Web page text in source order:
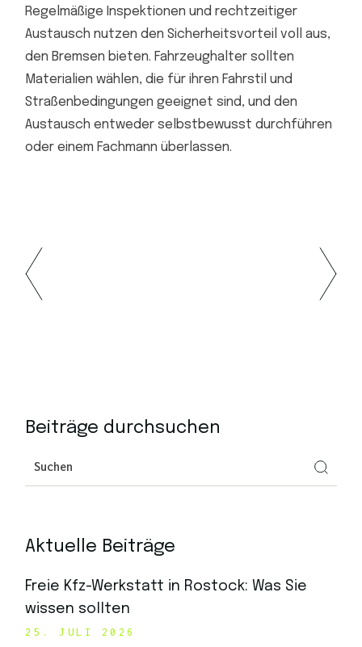
Regelmäßige Inspektionen und rechtzeitiger
Austausch nutzen den Sicherheitsvorteil voll aus,
den Bremsen bieten. Fahrzeughalter sollten
Materialien wählen, die für ihren Fahrstil und
Straßenbedingungen geeignet sind, und den
Austausch entweder selbstbewusst durchführen
oder einem Fachmann überlassen.
Beiträge durchsuchen
Aktuelle Beiträge
Freie Kfz-Werkstatt in Rostock: Was Sie
wissen sollten
25. JULI 2026